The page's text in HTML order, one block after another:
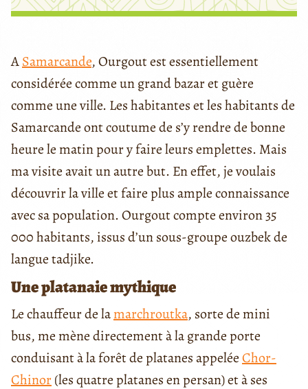
ASamarcande, Ourgout est essentiellement
considérée comme un grand bazar et guère
comme une ville. Les habitantes et les habitants de
Samarcande ont coutume de s’y rendre de bonne
heure le matin pour y faire leurs emplettes. Mais
ma visite avait un autre but. En effet, je voulais
découvrir la ville et faire plus ample connaissance
avec sa population. Ourgout compte environ 35
000 habitants, issus d’un sous-groupe ouzbek de
langue tadjike.
Une platanaie mythique
Le chauffeur de lamarchroutka, sorte de mini
bus, me mène directement à la grande porte
conduisant à la forêt de platanes appeléeChor-
Chinor(les quatre platanes en persan) et à ses